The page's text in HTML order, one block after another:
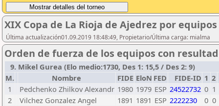
XIX Copa de La Rioja de Ajedrez por equipos
Última actualización01.09.2019 18:48:49, Propietario/Última carga: mialma
Orden de fuerza de los equipos con
9. Mikel Gurea (Elo medio:1730, Des 1: 15,5 / Des 2: 9)
M.
Nombre FIDE EloN FED FIDE-ID 1 2
1
Pedchenko Zhilkov Alexandr 1980 1979 ESP 24522732 0 1
2
Vilchez Gonzalez Angel 1891 1891 ESP 2222230 0 0